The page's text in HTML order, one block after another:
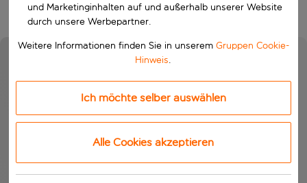
und Marketinginhalten auf und außerhalb unserer Website
durch unsere Werbepartner.
Weitere Informationen finden Sie in unserem Gruppen Cookie-
Hinweis.
Ich möchte selber auswählen
Alle Cookies akzeptieren